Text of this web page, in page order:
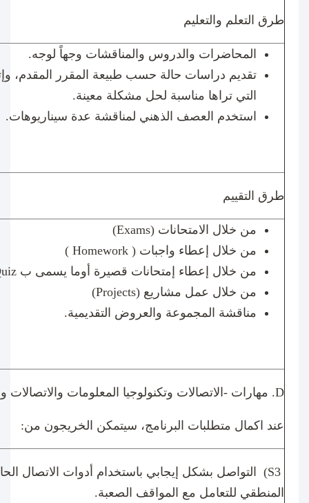
طرق التعلم والتعليم
المحاضرات والدروس والمناقشات وجهاً لوجه.
تقديم دراسات حالة حسب طبيعة المقرر المقدم،
التي تراها مناسبة لحل مشكلة معينة.
استخدم العصف الذهني لمناقشة عدة سيناريوهات.
طرق التقييم
من خلال الامتحانات (Exams
)
من خلال إعطاء واجبات ( Homework
)
من خلال إعطاء إمتحانات قصيرة أوما يسمى ب
من خلال عمل مشاريع (Projects
)
مناقشة المجموعة والعروض التقديمية.
D. مهارات -الاتصالات وتكنولوجيا المعلومات والاتصالات
عند اكمال متطلبات البرنامج، سيتمكن الخريجون من:
(S3
التواصل بشكل إيجابي باستخدام أدوات الاتصال
المنطقي للتعامل مع المواقف الصعبة.